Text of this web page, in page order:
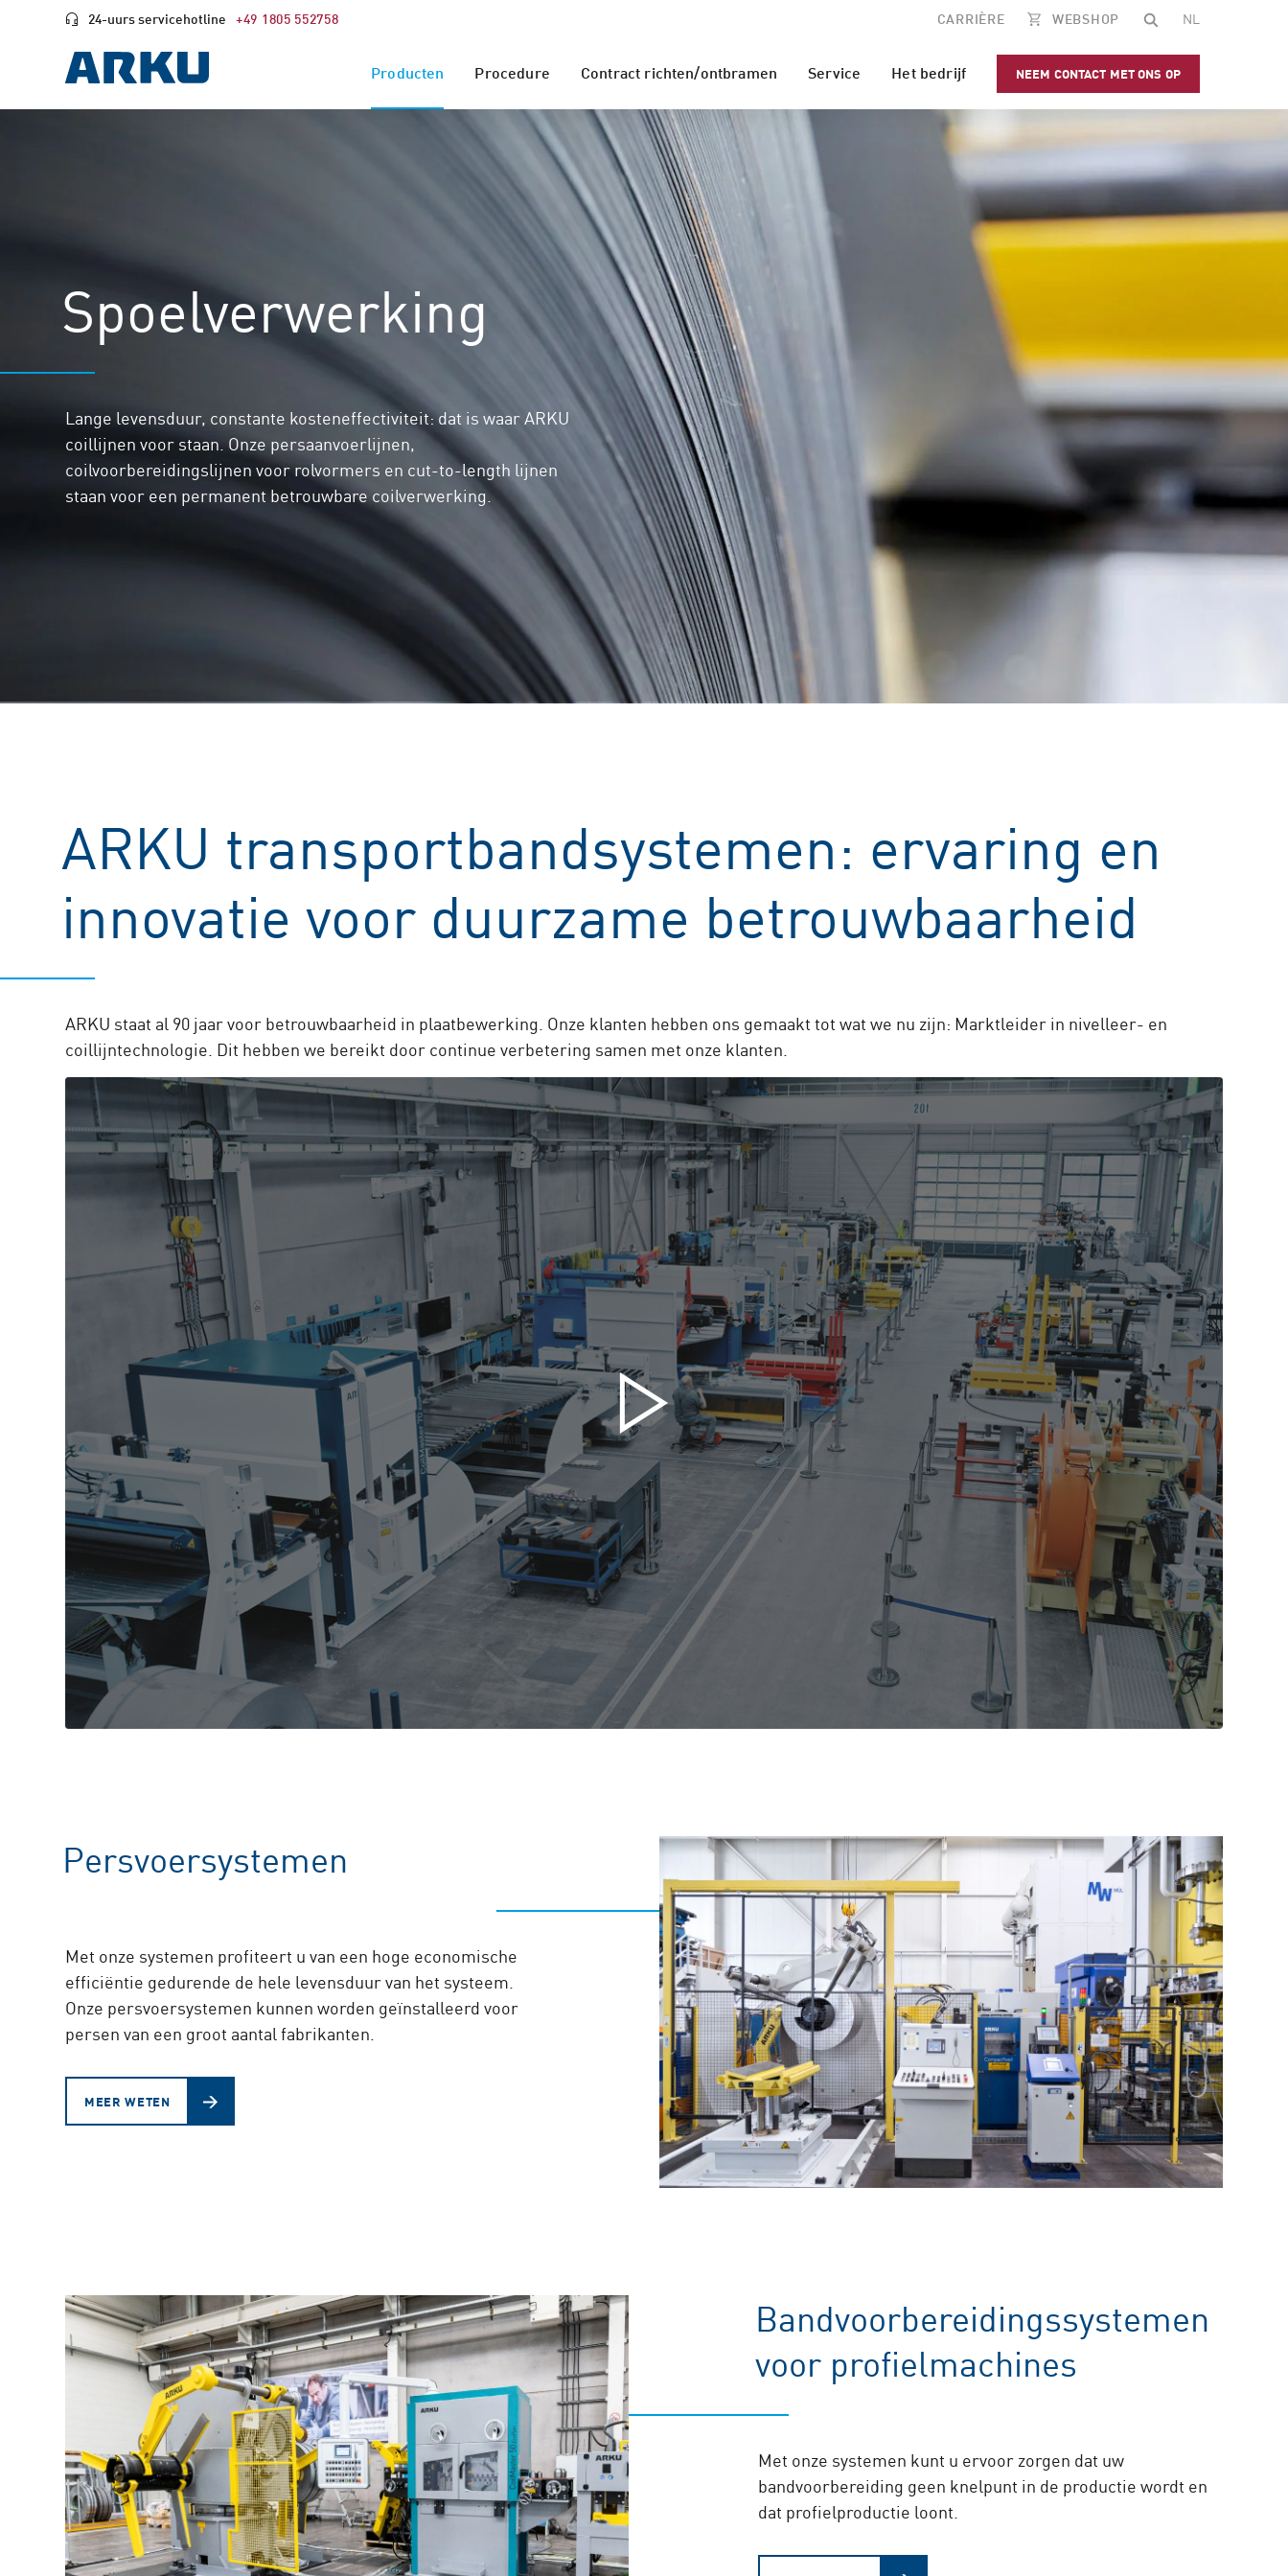
24-uurs servicehotline +49 1805 552758 CARRIÈRE WEBSHOP NL
Producten Procedure Contract richten/ontbramen Service Het bedrijf NEEM CONTACT MET ONS OP
Spoelverwerking
Lange levensduur, constante kosteneffectiviteit: dat is waar ARKU
coillijnen voor staan. Onze persaanvoerlijnen,
coilvoorbereidingslijnen voor rolvormers en cut-to-length lijnen
staan voor een permanent betrouwbare coilverwerking.
ARKU transportbandsystemen: ervaring en
innovatie voor duurzame betrouwbaarheid
ARKU staat al 90 jaar voor betrouwbaarheid in plaatbewerking. Onze klanten hebben ons gemaakt tot wat we nu zijn: Marktleider in nivelleer- en
coillijntechnologie. Dit hebben we bereikt door continue verbetering samen met onze klanten.
Persvoersystemen
Met onze systemen profiteert u van een hoge economische
efficiëntie gedurende de hele levensduur van het systeem.
Onze persvoersystemen kunnen worden geïnstalleerd voor
persen van een groot aantal fabrikanten.
MEER WETEN
Bandvoorbereidingssystemen
voor profielmachines
Met onze systemen kunt u ervoor zorgen dat uw
bandvoorbereiding geen knelpunt in de productie wordt en
dat profielproductie loont.